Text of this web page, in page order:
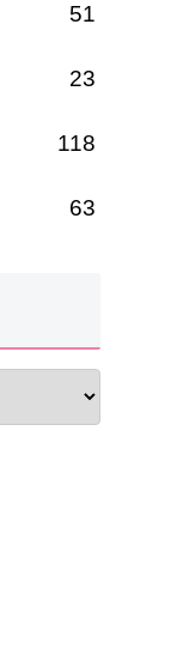
51
23
118
63